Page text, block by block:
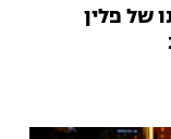
של פלין